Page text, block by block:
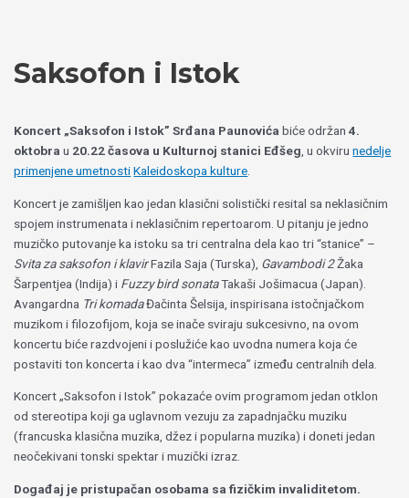
Saksofon i Istok
Koncert „Saksofon i Istok” Srđana Paunovića biće održan4.
oktobra u 20.22 časova u Kulturnoj stanici Eđšeg , u okvirunedelje
primenjene umetnosti Kaleidoskopa kulture
Koncert je zamišljen kao jedan klasični solistički resital sa neklasičnim
spojem instrumenata i neklasičnim repertoarom. U pitanju je jedno
muzičko putovanje ka istoku sa tri centralna dela kao tri “stanice” –
Svita za saksofon i klavirFazila Saja (Turska), Gavambodi 2Žaka
Šarpentjea (Indija) i Fuzzy bird sonataTakaši Jošimacua (Japan).
Avangardna Tri komadaĐačinta Šelsija, inspirisana istočnjačkom
muzikom i filozofijom, koja se inače sviraju sukcesivno, na ovom
koncertu biće razdvojeni i poslužiće kao uvodna numera koja će
postaviti ton koncerta i kao dva “intermeca” između centralnih dela.
Koncert „Saksofon i Istok” pokazaće ovim programom jedan otklon
od stereotipa koji ga uglavnom vezuju za zapadnjačku muziku
(francuska klasična muzika, džez i popularna muzika) i doneti jedan
neočekivani tonski spektar i muzički izraz.
Događaj je pristupačan osobama sa fizičkim invaliditetom.